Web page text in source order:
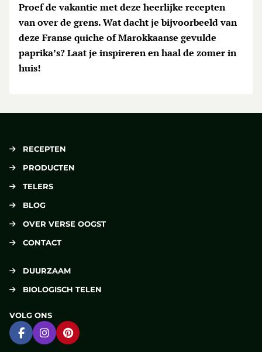
Proef de vakantie met deze heerlijke recepten
van over de grens. Wat dacht je bijvoorbeeld van
deze Franse quiche of Marokkaanse gevulde
paprika’s? Laat je inspireren en haal de zomer in
huis!
RECEPTEN
PRODUCTEN
TELERS
BLOG
OVER VERSE OOGST
CONTACT
DUURZAAM
BIOLOGISCH TELEN
VOLG ONS
Ga naar Facebook
Ga naar Instagram
Ga naar Pinterest